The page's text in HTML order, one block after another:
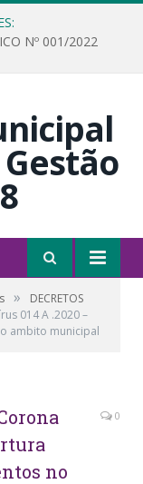
Nº 001/2022
»
DECRETOS
014 A .2020 –
ambito municipal
no
0